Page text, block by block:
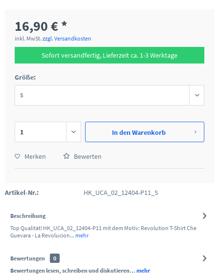
16,90 € *
inkl. MwSt. zzgl. Versandkosten
Sofort versandfertig, Lieferzeit ca. 1-3 Werktage
Größe:
In denWarenkorb
Merken Bewerten
Artikel-Nr.: HK_UCA_02_12404-P11_S
Beschreibung
Top Qualität! HK_UCA_02_12404-P11 mit dem Motiv: Revolution T-Shirt Che
Guevara - La Revolucion... mehr
Bewertungen
0
Bewertungen lesen, schreiben und diskutieren... mehr